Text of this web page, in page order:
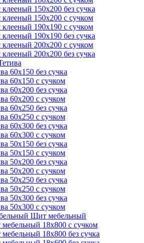
клееный 150х200 без сучка
клееный 150х200 с сучком
клееный 190х190 с сучком
клееный 190х190 без сучка
клееный 200х200 с сучком
клееный 200х200 без сучка
60х150 без сучка
60х150 с сучком
60х200 без сучка
60х200 с сучком
60х250 без сучка
60х250 с сучком
60х300 без сучка
60х300 с сучком
50х150 без сучка
50х150 с сучком
50х200 без сучка
50х200 с сучком
50х250 без сучка
50х250 с сучком
50х300 без сучка
50х300 с сучком
Щит мебельный
18х800 с сучком
18х800 без сучка